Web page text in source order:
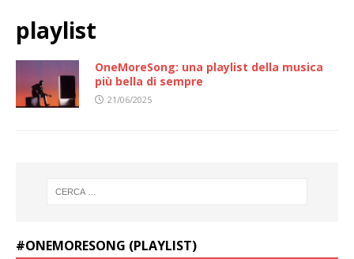
playlist
OneMoreSong: una playlist della musica
più bella di sempre
21/06/2025
#ONEMORESONG (PLAYLIST)